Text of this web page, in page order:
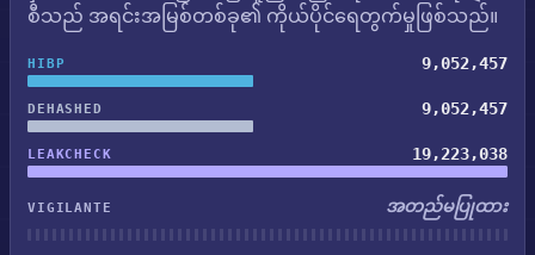
စီသည် အရင်းအမြစ်တစ်ခု၏ ကိုယ်ပိုင်ရေတွက်မှုဖြစ်သည်။
HIBP 9,052,457
DEHASHED 9,052,457
LEAKCHECK 19,223,038
VIGILANTE အတည်မပြုထား